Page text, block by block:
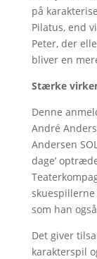
på
Pilatus, end
Peter, der
bliver en
Stærke
Denne
André
Andersen
dage’
skuespillerne
som han
Det giver
karakterspil